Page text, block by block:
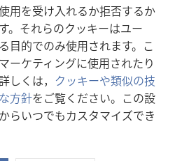
用を受け入れるか拒否するか
。それらのクッキーはユー
目的でのみ使用されます。こ
ーケティングに使用されたり
しくは， クッキーや類似の技
方針をご覧ください。この設
からいつでもカスタマイズでき